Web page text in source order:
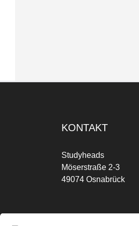
KONTAKT
Studyheads
Möserstraße 2-3
49074 Osnabrück